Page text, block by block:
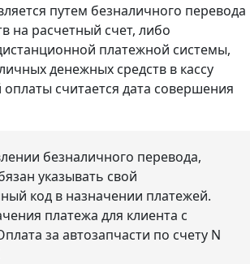
путем безналичного перевода
на расчетный счет, либо
платежной системы,
денежных средств в кассу
считается дата совершения
безналичного перевода,
указывать свой
код в назначении платежей.
платежа для клиента с
за автозапчасти по счету N